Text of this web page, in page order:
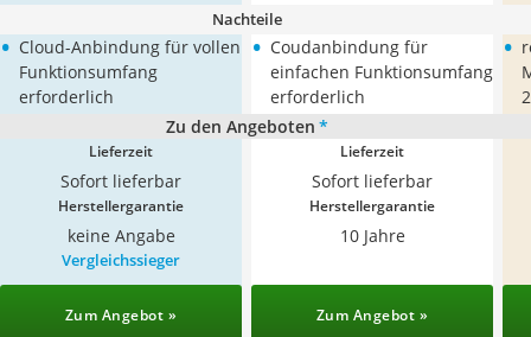
Nachteile
• Cloud-Anbindung für vollen
Funktionsumfang
erforderlich
• Coudanbindung für
einfachen Funktionsumfang
erforderlich
•
Zu den Angeboten *
Lieferzeit
Sofort lieferbar
Lieferzeit
Sofort lieferbar
Herstellergarantie
keine Angabe
Herstellergarantie
10 Jahre
Vergleichssieger
Zum Angebot » Zum Angebot »